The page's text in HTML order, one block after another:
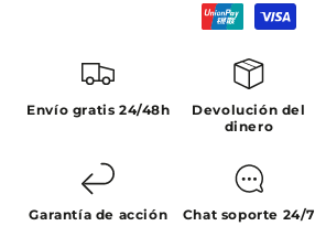
Envío gratis 24/48h
Devolución del
dinero
Garantía de acción Chat soporte 24/7